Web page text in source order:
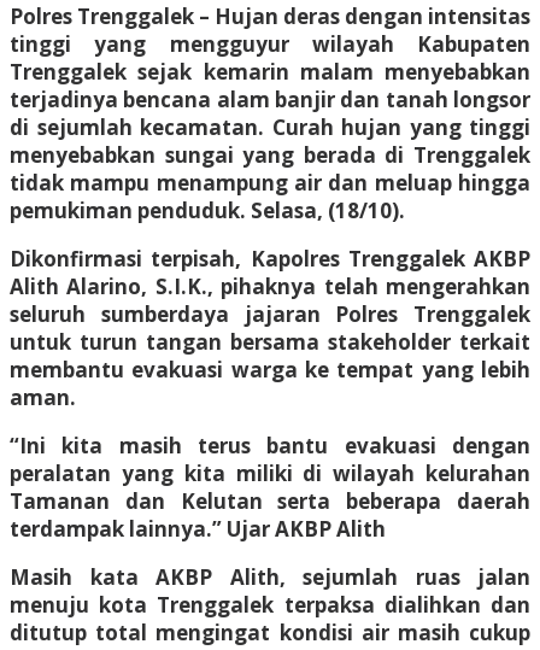
Polres Trenggalek – Hujan deras dengan intensitas
tinggi yang mengguyur wilayah Kabupaten
Trenggalek sejak kemarin malam menyebabkan
terjadinya bencana alam banjir dan tanah longsor
di sejumlah kecamatan. Curah hujan yang tinggi
menyebabkan sungai yang berada di Trenggalek
tidak mampu menampung air dan meluap hingga
pemukiman penduduk. Selasa, (18/10).
Dikonfirmasi terpisah, Kapolres Trenggalek AKBP
Alith Alarino, S.I.K., pihaknya telah mengerahkan
seluruh sumberdaya jajaran Polres Trenggalek
untuk turun tangan bersama stakeholder terkait
membantu evakuasi warga ke tempat yang lebih
aman.
“Ini kita masih terus bantu evakuasi dengan
peralatan yang kita miliki di wilayah kelurahan
Tamanan dan Kelutan serta beberapa daerah
terdampak lainnya.” Ujar AKBP Alith
Masih kata AKBP Alith, sejumlah ruas jalan
menuju kota Trenggalek terpaksa dialihkan dan
ditutup total mengingat kondisi air masih cukup